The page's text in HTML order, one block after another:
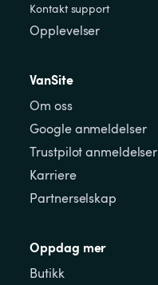
Kontakt support
Opplevelser
VanSite
Om oss
Google anmeldelser
Trustpilot anmeldelser
Karriere
Partnerselskap
Oppdag mer
Butikk